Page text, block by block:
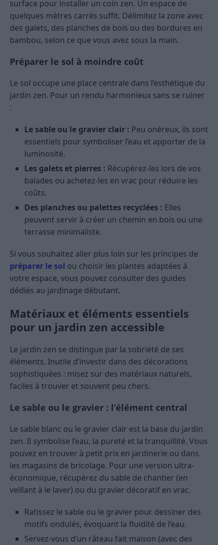
surface pour installer un coin zen. Un espace de
quelques mètres carrés suffit. Délimitez la zone avec
des galets, des planches de bois ou des bordures en
bambou, selon ce que vous avez sous la main.
Préparer le sol à moindre coût
Le sol occupe une place centrale dans l’esthétique du
jardin zen. Pour un rendu harmonieux sans se ruiner
:
Le sable ou le gravier clair : Peu onéreux, ils sont
essentiels pour symboliser l’eau et apporter de la
luminosité.
Les galets et pierres : Récupérez-les lors de vos
balades ou achetez-les en vrac pour réduire les
coûts.
Des planches ou palettes recyclées : Elles
peuvent servir à créer un chemin en bois ou une
terrasse minimaliste.
Si vous souhaitez aller plus loin sur les principes de
préparer le sol ou choisir les plantes adaptées à
votre espace, vous pouvez consulter des guides
dédiés au jardinage débutant.
Matériaux et éléments essentiels
pour un jardin zen accessible
Le jardin zen se distingue par la sobriété de ses
éléments. Inutile d’investir dans des décorations
sophistiquées : misez sur des matériaux naturels,
faciles à trouver et souvent peu chers.
Le sable ou le gravier : l’élément central
Le sable blanc ou le gravier clair est la base du jardin
zen. Il symbolise l’eau, la pureté et la tranquillité. Vous
pouvez en trouver à petit prix en jardinerie ou dans
les magasins de bricolage. Pour une version ultra-
économique, récupérez du sable de chantier (en
veillant à le laver) ou du gravier décoratif en vrac.
Ratissez le sable ou le gravier pour dessiner des
motifs ondulés, évoquant la fluidité de l’eau.
Servez-vous d’un râteau fait maison (avec des